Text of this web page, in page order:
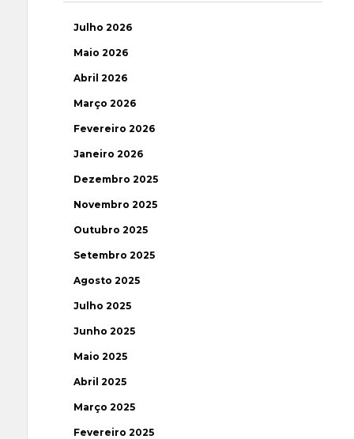
Julho 2026
Maio 2026
Abril 2026
Março 2026
Fevereiro 2026
Janeiro 2026
Dezembro 2025
Novembro 2025
Outubro 2025
Setembro 2025
Agosto 2025
Julho 2025
Junho 2025
Maio 2025
Abril 2025
Março 2025
Fevereiro 2025